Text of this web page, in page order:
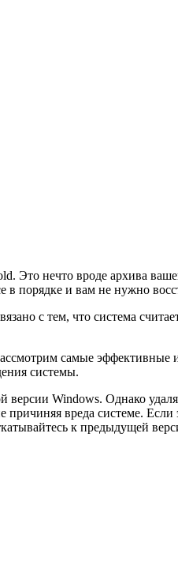
Это нечто вроде архива
в порядке и вам не нужно
с тем, что система
самые
системы.
Windows. Однако
вреда системе.
к предыдущей